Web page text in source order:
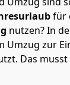
für
nutzen? In
Umzug zur
Das musst